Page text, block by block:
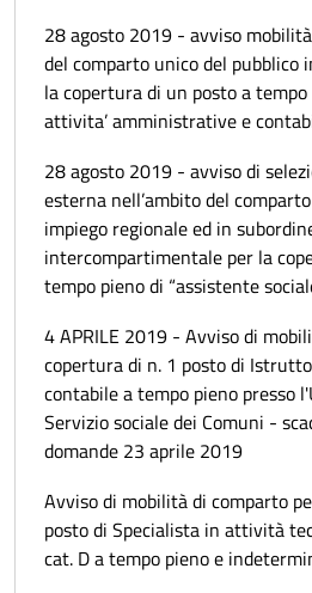
28 agosto 2019 - avviso
del comparto unico del pubblico
la copertura di un posto a
attivita’ amministrative e
28 agosto 2019 - avviso di
esterna nell’ambito del
impiego regionale ed in
intercompartimentale per la
tempo pieno di “assistente
4 APRILE 2019 - Avviso di
copertura di n. 1 posto di
contabile a tempo pieno presso
Servizio sociale dei Comuni -
domande 23 aprile 2019
Avviso di mobilità di comparto
posto di Specialista in attività
cat. D a tempo pieno e